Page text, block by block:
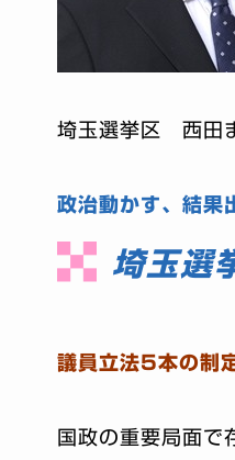
埼玉選挙区 西田
政治動かす、結果
埼玉
議員立法5本の制
国政の重要局面で